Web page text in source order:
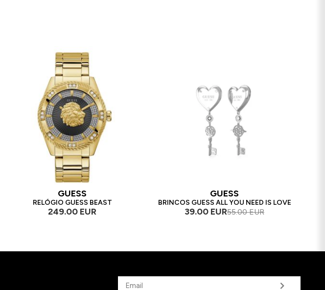
GUESS
RELÓGIO GUESS BEAST
249.00 EUR
GUESS
BRINCOS GUESS ALL YOU NEED IS LOVE
39.00 EUR55.00 EUR